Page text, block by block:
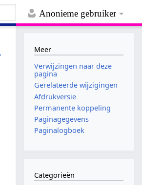
Anonieme gebruiker
Meer
Verwijzingen naar deze
pagina
Gerelateerde wijzigingen
Afdrukversie
Permanente koppeling
Paginagegevens
Paginalogboek
Categorieën